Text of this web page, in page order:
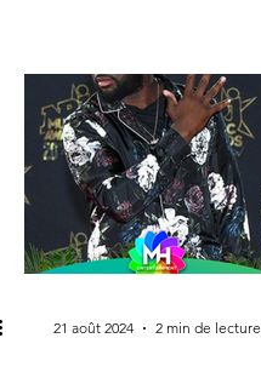
21 août 2024 2 min de lecture